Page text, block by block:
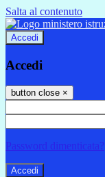
Salta al contenuto
Accedi
Accedi
button close ×
Password dimenticata?